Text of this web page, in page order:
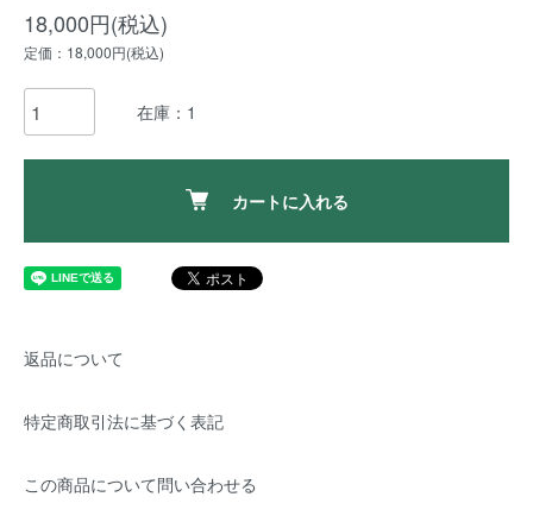
18,000円(税込)
定価：18,000円(税込)
在庫：1
カートに入れる
返品について
特定商取引法に基づく表記
この商品について問い合わせる